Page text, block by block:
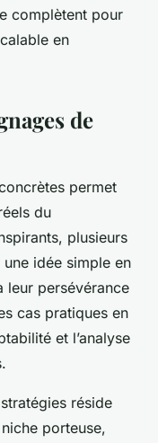
complètent pour
en
de
permet
du
plusieurs
idée simple en
leur persévérance
cas pratiques en
et l’analyse
réside
porteuse,